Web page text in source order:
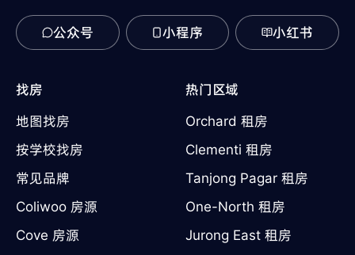
公众号 小程序 小红书
找房
地图找房
按学校找房
常见品牌
Coliwoo 房源
Cove 房源
热门区域
Orchard 租房
Clementi 租房
Tanjong Pagar 租房
One-North 租房
Jurong East 租房